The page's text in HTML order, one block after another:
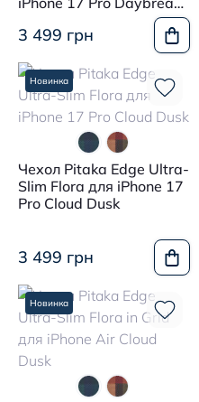
3 499 грн
Новинка
Чехол Pitaka Edge Ultra-
Slim Flora для iPhone 17
Pro Cloud Dusk
3 499 грн
Новинка